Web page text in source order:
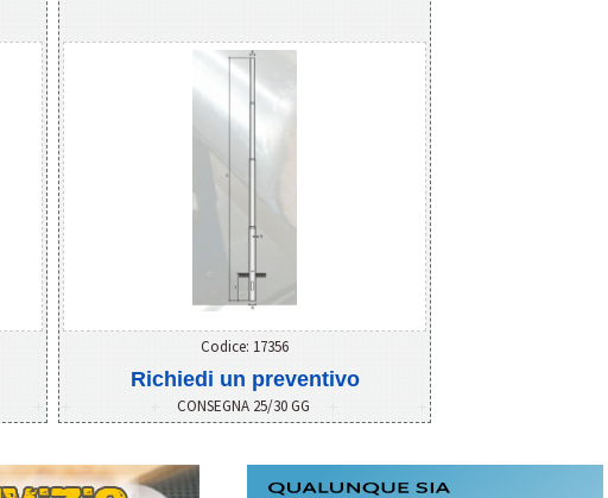
Codice: 17356
Richiedi un preventivo
CONSEGNA 25/30 GG